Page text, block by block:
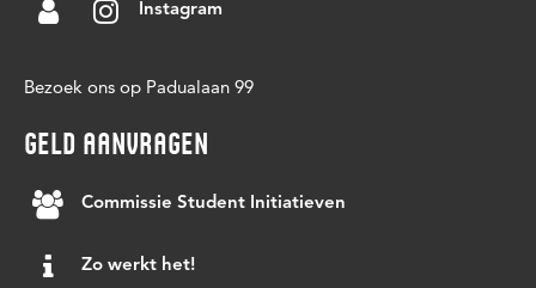
Instagram
Bezoek ons op Padualaan 99
GELD AANVRAGEN
Commissie Student Initiatieven
Zo werkt het!